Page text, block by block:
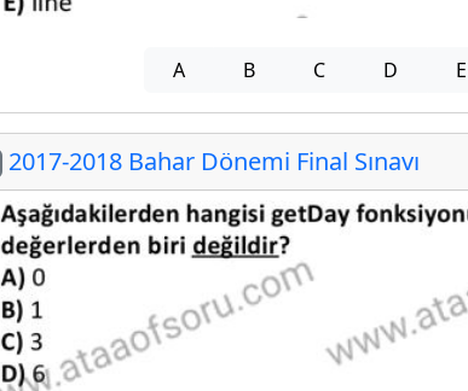
A B C D E
2017-2018 Bahar Dönemi Final Sınavı